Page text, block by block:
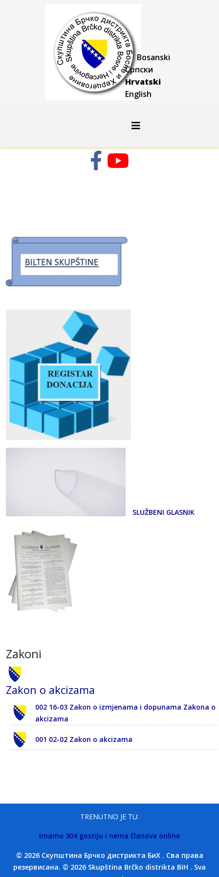
Bosanski
Српски
Hrvatski
English
SLUŽBENI GLASNIK
Zakoni
Zakon o akcizama
002 16-03 Zakon o izmjenama i dopunama Zakona o
akcizama
001 02-02 Zakon o akcizama
TRENUTNO JE TU:
Imamo 304 gostiju i nema članova online
© 2026 Скупштина Брчко дистрикта БиХ . Сва права
резервисана. © 2026 Skupština Brčko distrikta BiH . Sva